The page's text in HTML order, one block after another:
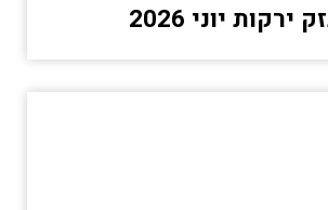
ירקות יוני 2026